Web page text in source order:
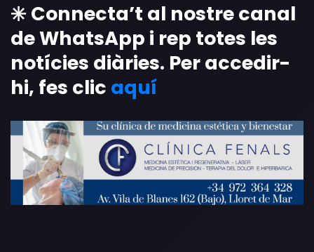
✳️ Connecta’t al nostre canal
de WhatsApp i rep totes les
notícies diàries. Per accedir-
hi, fes clic aquí